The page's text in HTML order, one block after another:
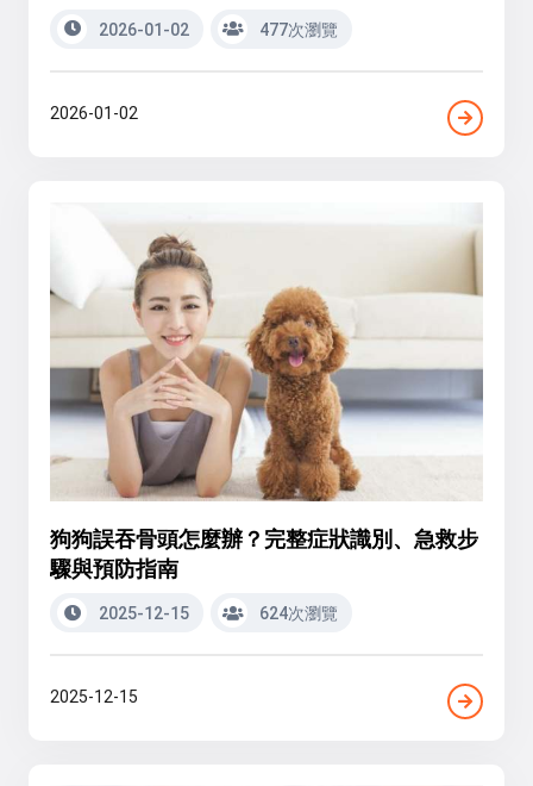
2026-01-02 477次瀏覽
2026-01-02
狗狗誤吞骨頭怎麼辦？完整症狀識別、急救步
驟與預防指南
2025-12-15 624次瀏覽
2025-12-15